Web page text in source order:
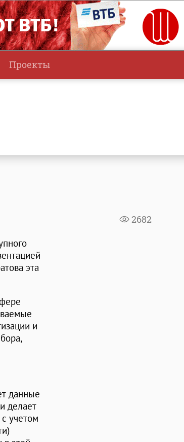
Проекты
2682
эта
и
данные
делает
учетом